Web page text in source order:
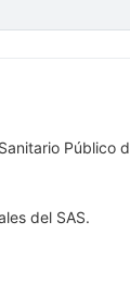
Público
del SAS.